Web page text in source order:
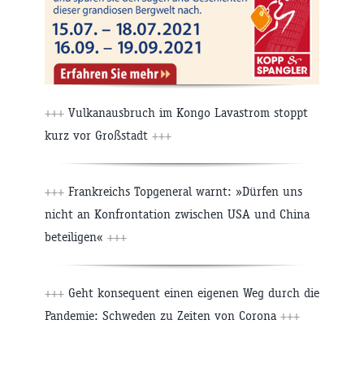
+++ Vulkanausbruch im Kongo Lavastrom stoppt
kurz vor Großstadt +++
+++ Frankreichs Topgeneral warnt: »Dürfen uns
nicht an Konfrontation zwischen USA und China
beteiligen« +++
+++ Geht konsequent einen eigenen Weg durch die
Pandemie: Schweden zu Zeiten von Corona +++